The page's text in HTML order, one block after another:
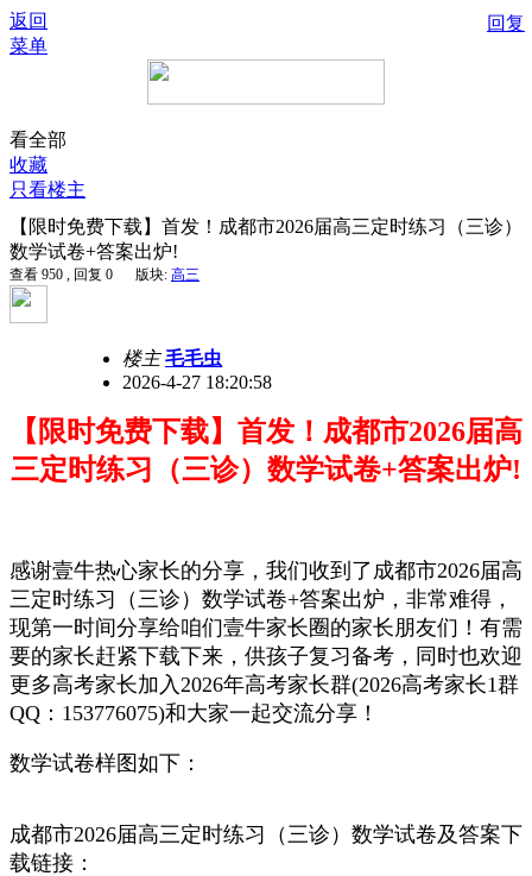
返回
菜单
看全部
收藏
只看楼主
【限时免费下载】首发！成都市2026届高三定时练习（三诊）
数学试卷+答案出炉!
查看 950 , 回复 0 版块: 高三
楼主 毛毛虫
2026-4-27 18:20:58
【限时免费下载】首发！成都市2026届高
三定时练习（三诊）数学试卷+答案出炉!
感谢壹牛热心家长的分享，我们收到了成都市2026届高
三定时练习（三诊）数学试卷+答案出炉 ，非常难得，
现第一时间分享给咱们壹牛家长圈的家长朋友们！有需
要的家长赶紧下载下来，供孩子复习备考，同时也欢迎
更多高考家长加入2026年高考家长群(2026高考家长1群
QQ：153776075)和大家一起交流分享！
数学试卷样图如下：
成都市2026届高三定时练习（三诊）数学试卷及答案下
载链接：
回复